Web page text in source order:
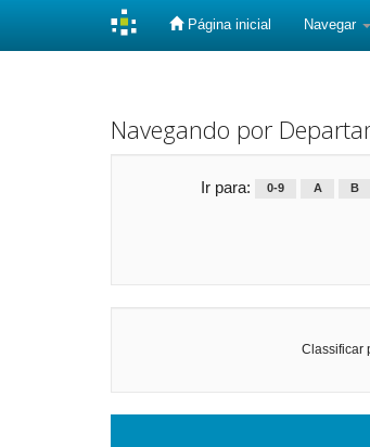
Página inicial Navegar
Navegando por
Ir para: 0-9 A B
Classificar